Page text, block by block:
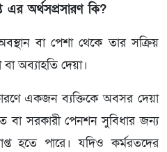
অর্থসপ্রসারণ কি?
বা পেশা থেকে তার সক্রিয়
অব্যাহতি দেয়া।
একজন ব্যক্তিকে অবসর দেয়া
বা সরকারী পেনশন সুবিধার জন্য
হতে পারে। যদিও কর্মরতদের